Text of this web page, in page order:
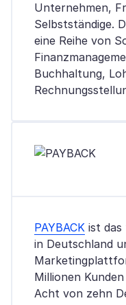
Unternehmen,
Selbstständige.
eine Reihe von
Buchhaltung,
PAYBACK ist das
in Deutschland
Millionen
Acht von zehn